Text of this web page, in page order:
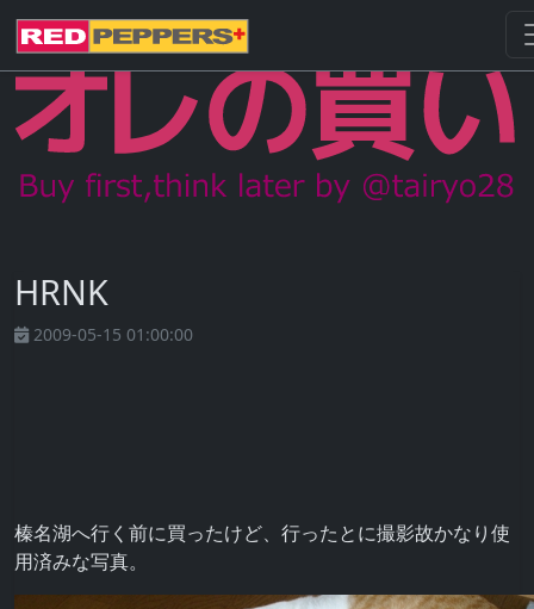
HRNK
2009-05-15 01:00:00
榛名湖へ行く前に買ったけど、行ったとに撮影故かなり使
用済みな写真。